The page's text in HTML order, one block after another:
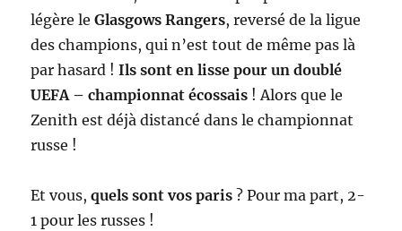
légère leGlasgows Rangers, reversé de la ligue
des champions, qui n’est tout de même pas là
par hasard !Ils sont en lisse pour un doublé
UEFA – championnat écossais ! Alors que le
Zenith est déjà distancé dans le championnat
russe !
Et vous,quels sont vos paris ? Pour ma part, 2-
1 pour les russes !